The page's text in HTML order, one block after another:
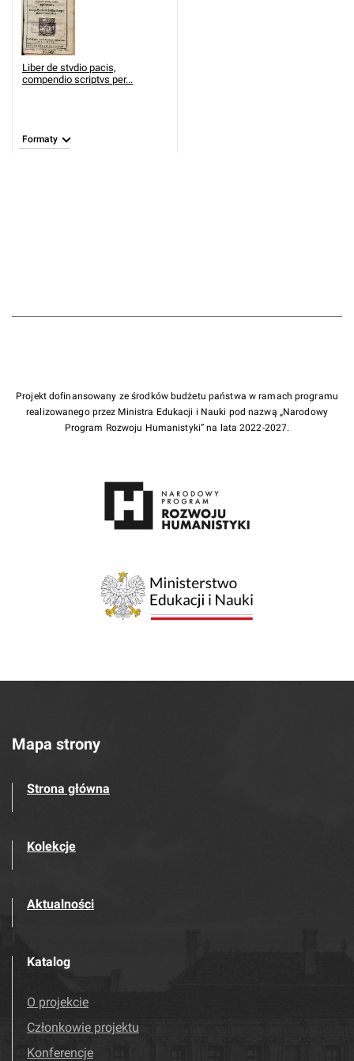
Liber de stvdio pacis,
compendio scriptvs per...
Formaty
Projekt dofinansowany ze środków budżetu państwa w ramach programu
realizowanego przez Ministra Edukacji i Nauki pod nazwą „Narodowy
Program Rozwoju Humanistyki” na lata 2022-2027.
Mapa strony
Strona główna
Kolekcje
Aktualności
Katalog
O projekcie
Członkowie projektu
Konferencje